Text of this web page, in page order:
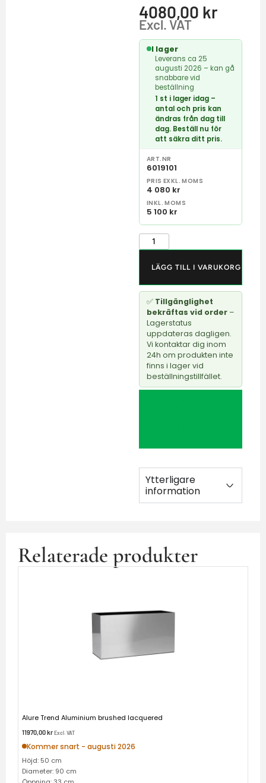
4080,00 kr
Excl. VAT
I lager
Leverans ca 25
augusti 2026 – kan gå
snabbare vid
beställning
1 st i lager idag –
antal och pris kan
ändras från dag till
dag. Beställ nu för
att säkra ditt pris.
ART.NR
6019101
PRIS EXKL. MOMS
4 080 kr
INKL. MOMS
5 100 kr
LÄGG TILL I VARUKORG
✅ Tillgänglighet
bekräftas vid order –
Lagerstatus
uppdateras dagligen.
Vi kontaktar dig inom
24h om produkten inte
finns i lager vid
beställningstillfället.
Ytterligare
information
Relaterade produkter
Alure Trend Aluminium brushed lacquered
11970,00krExcl. VAT
Kommer snart - augusti 2026
Höjd: 50 cm
Diameter: 90 cm